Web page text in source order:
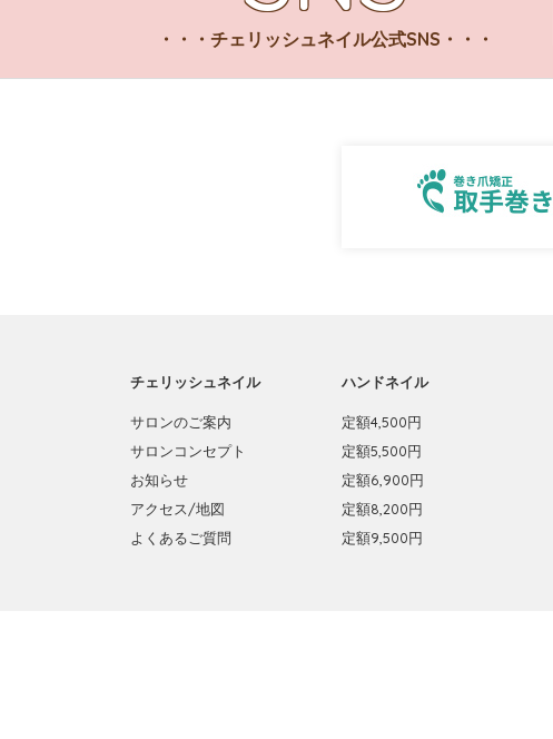
チェリッシュネイル公式SNS
チェリッシュネイル
サロンのご案内
サロンコンセプト
お知らせ
アクセス/地図
よくあるご質問
ハンドネイル
定額4,500円
定額5,500円
定額6,900円
定額8,200円
定額9,500円